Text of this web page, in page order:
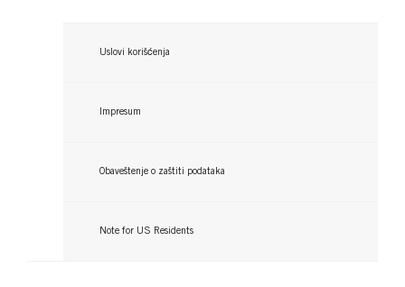
Uslovi korišćenja
Impresum
Obaveštenje o zaštiti podataka
Note for US Residents